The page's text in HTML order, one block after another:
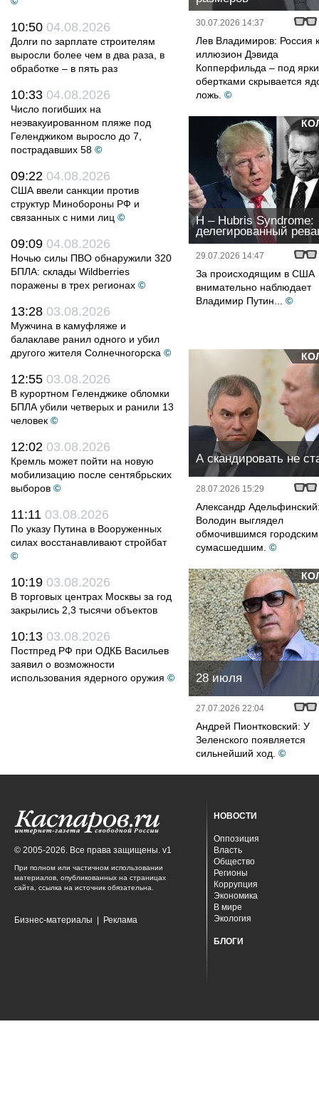
10:50 04.08.2026
Долги по зарплате строителям
выросли более чем в два раза, в
обработке – в пять раз
10:33 04.08.2026
Число погибших на
неэвакуированном пляже под
Геленджиком выросло до 7,
пострадавших 58 ©
09:22 04.08.2026
США ввели санкции против
структур Минобороны РФ и
связанных с ними лиц ©
09:09 04.08.2026
Ночью силы ПВО обнаружили 320
БПЛА: склады Wildberries
поражены в трех регионах ©
13:28 03.08.2026
Мужчина в камуфляже и
балаклаве ранил одного и убил
другого жителя Солнечногорска ©
12:55 03.08.2026
В курортном Геленджике обломки
БПЛА убили четверых и ранили 13
человек ©
12:02 03.08.2026
Кремль может пойти на новую
мобилизацию после сентябрьских
выборов ©
11:11 03.08.2026
По указу Путина в Вооруженных
силах восстанавливают стройбат
©
10:19 03.08.2026
В торговых центрах Москвы за год
закрылись 2,3 тысячи объектов
10:13 03.08.2026
Постпред РФ при ОДКБ Васильев
заявил о возможности
использования ядерного оружия ©
30.07.2026 14:37
Лев Владимиров: Россия
иллюзион Дэвида
Копперфильда – под
обертками скрывается
ложь. ©
H – Hubris Syndrome:
делегированный
29.07.2026 14:47
За происходящим в США
внимательно наблюдает
Владимир Путин...
©
А скандировать не
28.07.2026 15:29
Александр
Володин выглядел
обмочившимся городским
сумасшедшим. ©
28 июля
27.07.2026 22:04
Андрей Пионтковский: У
Зеленского появляется
сильнейший ход. ©
© 2005-2026. Все права защищены. v1
При полном или частичном использовании
материалов, опубликованных на страницах
сайта, ссылка на источник обязательна.
Бизнес-материалы Реклама
НОВОСТИ
Оппозиция
Власть
Общество
Регионы
Коррупция
Экономика
В мире
Экология
БЛОГИ